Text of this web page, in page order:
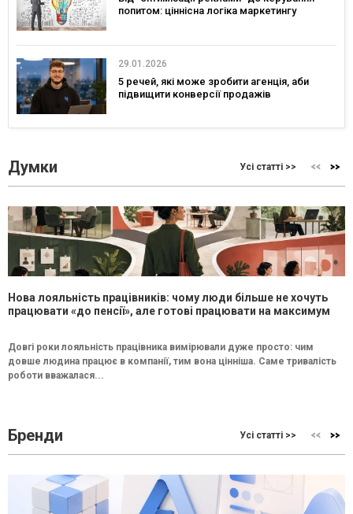
попитом: ціннісна логіка маркетингу
29.01.2026
5 речей, які може зробити агенція, аби
підвищити конверсії продажів
Думки Усі статті >>
Нова лояльність працівників: чому люди більше не хочуть
працювати «до пенсії», але готові працювати на максимум
Довгі роки лояльність працівника вимірювали дуже просто: чим
довше людина працює в компанії, тим вона цінніша. Саме тривалість
роботи вважалася...
Бренди Усі статті >>